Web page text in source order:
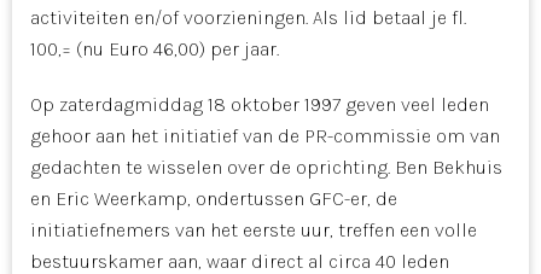
activiteiten en/of voorzieningen. Als lid betaal je fl.
100,= (nu Euro 46,00) per jaar.
Op zaterdagmiddag 18 oktober 1997 geven veel leden
gehoor aan het initiatief van de PR-commissie om van
gedachten te wisselen over de oprichting. Ben Bekhuis
en Eric Weerkamp, ondertussen GFC-er, de
initiatiefnemers van het eerste uur, treffen een volle
bestuurskamer aan, waar direct al circa 40 leden